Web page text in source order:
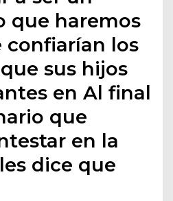
que haremos
confiarían los
sus hijos
en Al final
que
en la
dice que